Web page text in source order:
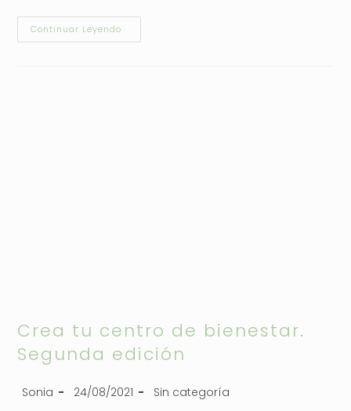
Continuar Leyendo
Crea tu centro de bienestar.
Segunda edición
Sonia 24/08/2021 Sin categoría